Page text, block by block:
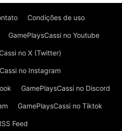
Condições de uso
GamePlaysCassi no Youtube
no X (Twitter)
no Instagram
GamePlaysCassi no Discord
GamePlaysCassi no Tiktok
Feed